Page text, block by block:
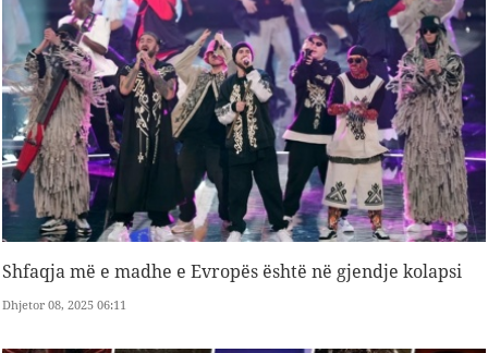
Shfaqja më e madhe e Evropës është në gjendje kolapsi
Dhjetor 08, 2025 06:11